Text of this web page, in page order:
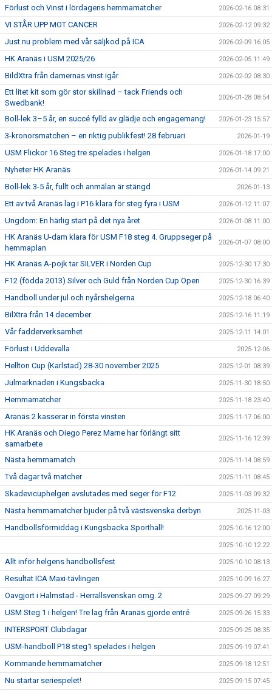
Förlust och Vinst i lördagens hemmamatcher 2026-02-16 08:31
VI STÅR UPP MOT CANCER 2026-02-12 09:32
Just nu problem med vår säljkod på ICA 2026-02-09 16:05
HK Aranäs i USM 2025/26 2026-02-05 11:49
BildXtra från damernas vinst igår 2026-02-02 08:30
Ett litet kit som gör stor skillnad – tack Friends och
Swedbank!
2026-01-28 08:54
Boll-lek 3–5 år, en succé fylld av glädje och engagemang! 2026-01-23 15:57
3-kronorsmatchen – en riktig publikfest! 28 februari 2026-01-19
USM Flickor 16 Steg tre spelades i helgen 2026-01-18 17:00
Nyheter HK Aranäs 2026-01-14 09:21
Boll-lek 3-5 år, fullt och anmälan är stängd 2026-01-13
Ett av två Aranäs lag i P16 klara för steg fyra i USM 2026-01-12 11:07
Ungdom: En härlig start på det nya året 2026-01-08 11:00
HK Aranäs U-dam klara för USM F18 steg 4. Gruppseger på
hemmaplan
2026-01-07 08:00
HK Aranäs A-pojk tar SILVER i Norden Cup 2025-12-30 17:30
F12 (födda 2013) Silver och Guld från Norden Cup Open 2025-12-30 16:39
Handboll under jul och nyårshelgerna 2025-12-18 06:40
BilXtra från 14 december 2025-12-16 11:19
Vår fadderverksamhet 2025-12-11 14:01
Förlust i Uddevalla 2025-12-06
Hellton Cup (Karlstad) 28-30 november 2025 2025-12-01 08:39
Julmarknaden i Kungsbacka 2025-11-30 18:50
Hemmamatcher 2025-11-18 23:40
Aranäs 2 kasserar in första vinsten 2025-11-17 06:00
HK Aranäs och Diego Perez Marne har förlängt sitt
samarbete
2025-11-16 12:39
Nästa hemmamatch 2025-11-14 08:59
Två dagar två matcher 2025-11-11 08:45
Skadevicuphelgen avslutades med seger för F12 2025-11-03 09:32
Nästa hemmamatcher bjuder på två västsvenska derbyn 2025-11-03
Handbollsförmiddag i Kungsbacka Sporthall! 2025-10-16 12:00
2025-10-10 12:22
Allt inför helgens handbollsfest 2025-10-10 08:13
Resultat ICA Maxi-tävlingen 2025-10-09 16:27
Oavgjort i Halmstad - Herrallsvenskan omg. 2 2025-09-27 09:29
USM Steg 1 i helgen! Tre lag från Aranäs gjorde entré 2025-09-26 15:33
INTERSPORT Clubdagar 2025-09-25 08:35
USM-handboll P18 steg1 spelades i helgen 2025-09-19 07:41
Kommande hemmamatcher 2025-09-18 12:51
Nu startar seriespelet! 2025-09-15 07:45